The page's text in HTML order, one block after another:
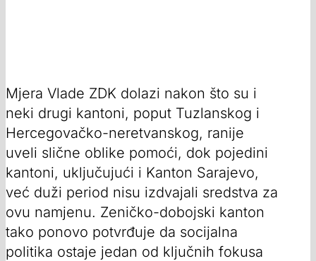
Mjera Vlade ZDK dolazi nakon što su i
neki drugi kantoni, poput Tuzlanskog i
Hercegovačko-neretvanskog, ranije
uveli slične oblike pomoći, dok pojedini
kantoni, uključujući i Kanton Sarajevo,
već duži period nisu izdvajali sredstva za
ovu namjenu. Zeničko-dobojski kanton
tako ponovo potvrđuje da socijalna
politika ostaje jedan od ključnih fokusa